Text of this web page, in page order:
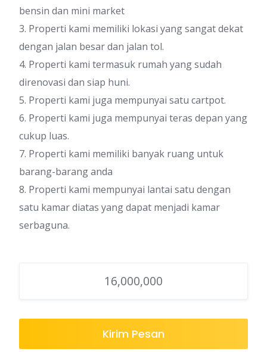
bensin dan mini market
3. Properti kami memiliki lokasi yang sangat dekat
dengan jalan besar dan jalan tol.
4. Properti kami termasuk rumah yang sudah
direnovasi dan siap huni.
5. Properti kami juga mempunyai satu cartpot.
6. Properti kami juga mempunyai teras depan yang
cukup luas.
7. Properti kami memiliki banyak ruang untuk
barang-barang anda
8. Properti kami mempunyai lantai satu dengan
satu kamar diatas yang dapat menjadi kamar
serbaguna.
16,000,000
Kirim Pesan